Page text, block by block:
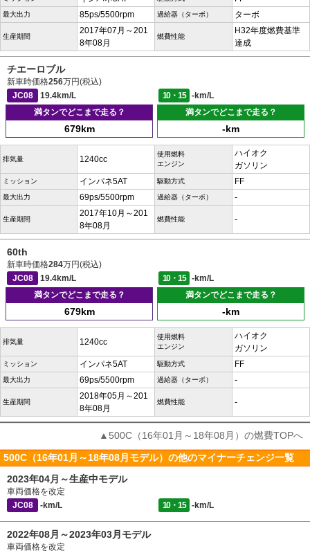
最大出力 85ps/5500rpm 過給器（ターボ） ターボ
生産期間
2017年07月～201
8年08月
燃費性能
H32年度燃費基準
達成
チエーロブル
新車時価格256万円(税込)
JC08
19.4km/L 10・15
-km/L
満タンでどこまで走る？
679km
満タンでどこまで走る？
-km
排気量 1240cc
使用燃料
エンジン
ハイオク
ガソリン
ミッション インパネ5AT 駆動方式 FF
最大出力 69ps/5500rpm 過給器（ターボ） -
生産期間
2017年10月～201
8年08月
燃費性能 -
60th
新車時価格284万円(税込)
JC08
19.4km/L 10・15
-km/L
満タンでどこまで走る？
679km
満タンでどこまで走る？
-km
排気量 1240cc
使用燃料
エンジン
ハイオク
ガソリン
ミッション インパネ5AT 駆動方式 FF
最大出力 69ps/5500rpm 過給器（ターボ） -
生産期間
2018年05月～201
8年08月
燃費性能 -
▲500C（16年01月～18年08月）の燃費TOPへ
500C（16年01月～18年08月モデル）の他のマイナーチェンジ一覧
2023年04月～生産中モデル
車両価格を改定
JC08
-km/L 10・15 -km/L
2022年08月～2023年03月モデル
車両価格を改定